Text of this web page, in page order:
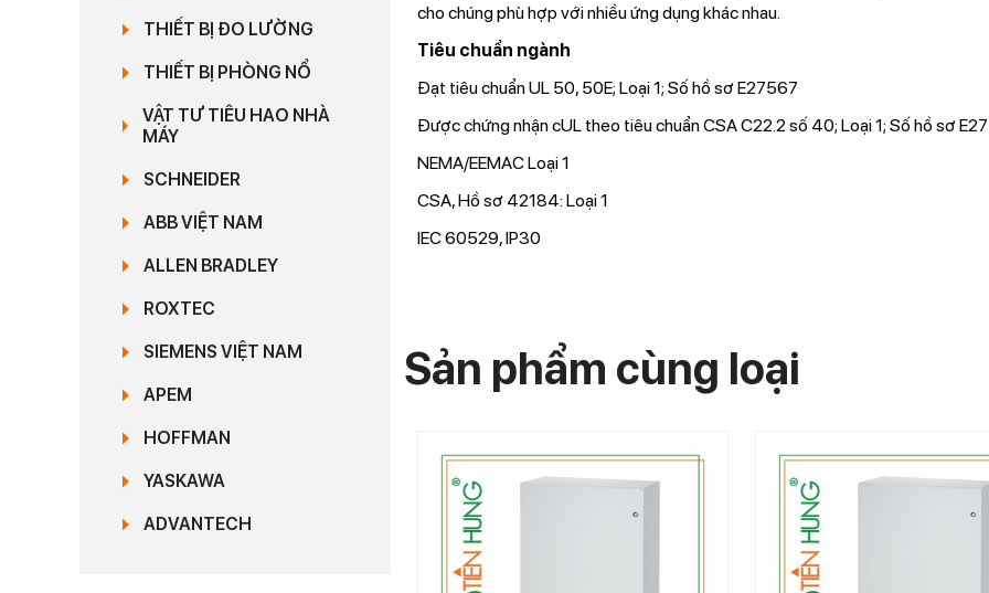
THIẾT BỊ ĐO LƯỜNG
THIẾT BỊ PHÒNG NỔ
VẬT TƯ TIÊU HAO NHÀ
MÁY
SCHNEIDER
ABB VIỆT NAM
ALLEN BRADLEY
ROXTEC
SIEMENS VIỆT NAM
APEM
HOFFMAN
YASKAWA
ADVANTECH
cho chúng phù hợp với nhiều ứng dụng khác nhau.
Tiêu chuẩn ngành
Đạt tiêu chuẩn UL 50, 50E; Loại 1; Số hồ sơ E27567
Được chứng nhận cUL theo tiêu chuẩn CSA C22.2 số 40; Loại 1; Số hồ sơ
NEMA/EEMAC Loại 1
CSA, Hồ sơ 42184: Loại 1
IEC 60529, IP30
Sản phẩm cùng loại